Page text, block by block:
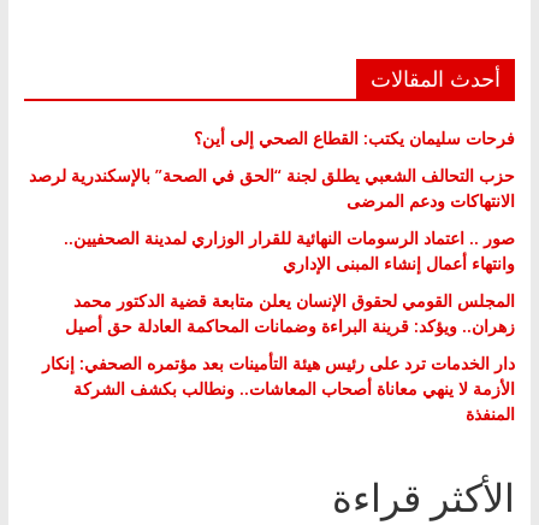
أحدث المقالات
فرحات سليمان يكتب: القطاع الصحي إلى أين؟
حزب التحالف الشعبي يطلق لجنة “الحق في الصحة” بالإسكندرية لرصد
الانتهاكات ودعم المرضى
صور .. اعتماد الرسومات النهائية للقرار الوزاري لمدينة الصحفيين..
وانتهاء أعمال إنشاء المبنى الإداري
المجلس القومي لحقوق الإنسان يعلن متابعة قضية الدكتور محمد
زهران.. ويؤكد: قرينة البراءة وضمانات المحاكمة العادلة حق أصيل
دار الخدمات ترد على رئيس هيئة التأمينات بعد مؤتمره الصحفي: إنكار
الأزمة لا ينهي معاناة أصحاب المعاشات.. ونطالب بكشف الشركة
المنفذة
الأكثر قراءة